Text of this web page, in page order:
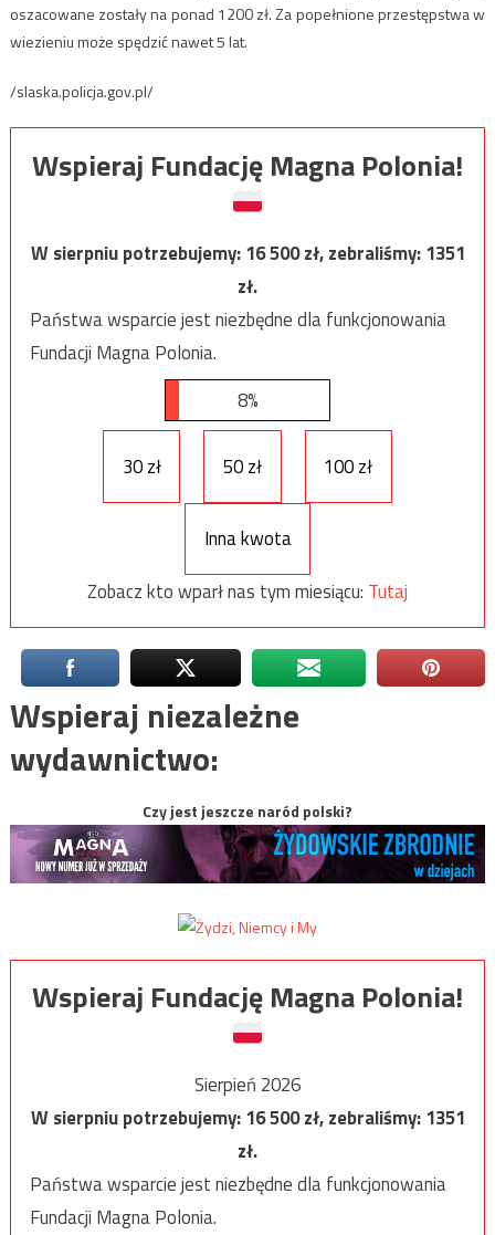
oszacowane zostały na ponad 1200 zł. Za popełnione przestępstwa w
wiezieniu może spędzić nawet 5 lat.
/slaska.policja.gov.pl/
Wspieraj Fundację Magna Polonia!
W sierpniu potrzebujemy:16 500zł, zebraliśmy:1351
zł.
Państwa wsparcie jest niezbędne dla funkcjonowania
Fundacji Magna Polonia.
8%
30 zł 50 zł 100 zł
Inna kwota
Zobacz kto wparł nas tym miesiącu: Tutaj
Wspieraj niezależne
wydawnictwo:
Czy jest jeszcze naród polski?
Wspieraj Fundację Magna Polonia!
Sierpień 2026
W sierpniu potrzebujemy:16 500zł, zebraliśmy:1351
zł.
Państwa wsparcie jest niezbędne dla funkcjonowania
Fundacji Magna Polonia.